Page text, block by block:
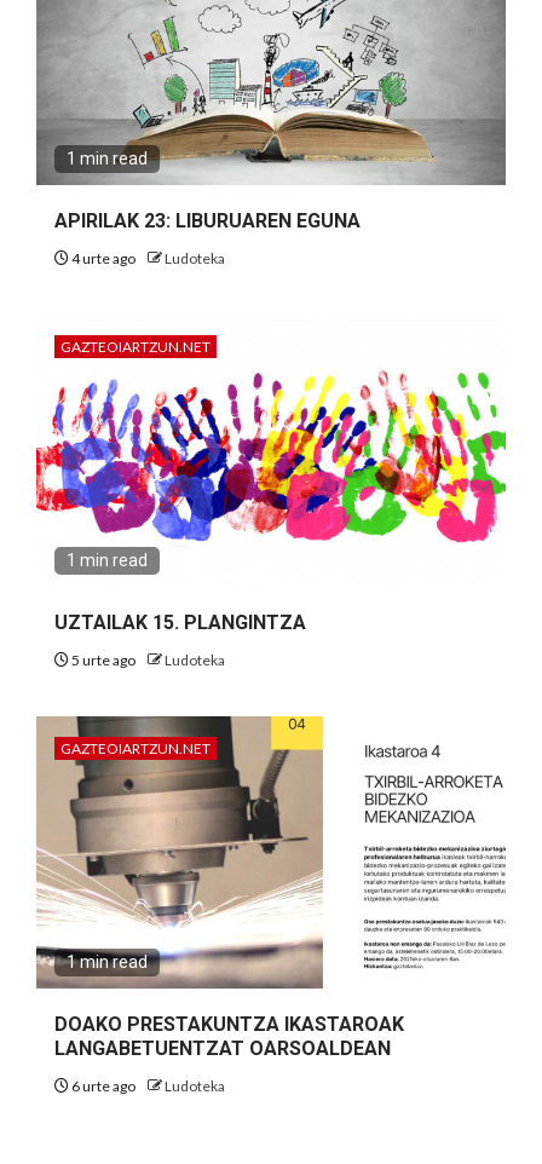
1 min read
APIRILAK 23: LIBURUAREN EGUNA
4 urte ago Ludoteka
GAZTEOIARTZUN.NET
1 min read
UZTAILAK 15. PLANGINTZA
5 urte ago Ludoteka
GAZTEOIARTZUN.NET
1 min read
DOAKO PRESTAKUNTZA IKASTAROAK
LANGABETUENTZAT OARSOALDEAN
6 urte ago Ludoteka